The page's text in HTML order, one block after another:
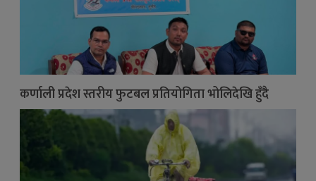
कर्णाली प्रदेश स्तरीय फुटबल प्रतियोगिता भोलिदेखि हुँदै